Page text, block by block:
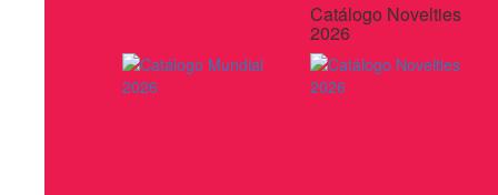
Catálogo Novelties
2026